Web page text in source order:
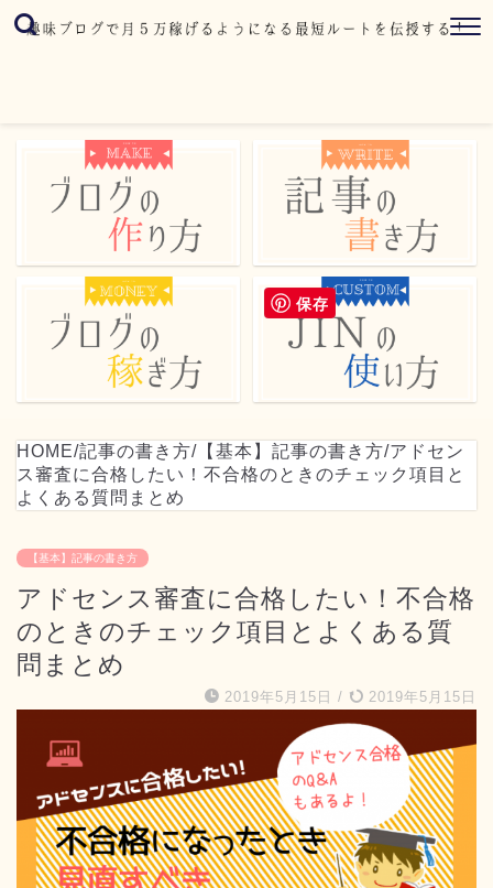
HOME/記事の書き方/ 【基本】記事の書き方/アドセン
ス審査に合格したい！不合格のときのチェック項目と
よくある質問まとめ
【基本】記事の書き方
アドセンス審査に合格したい！不合格
のときのチェック項目とよくある質
問まとめ
2019年5月15日 / 2019年5月15日
保存